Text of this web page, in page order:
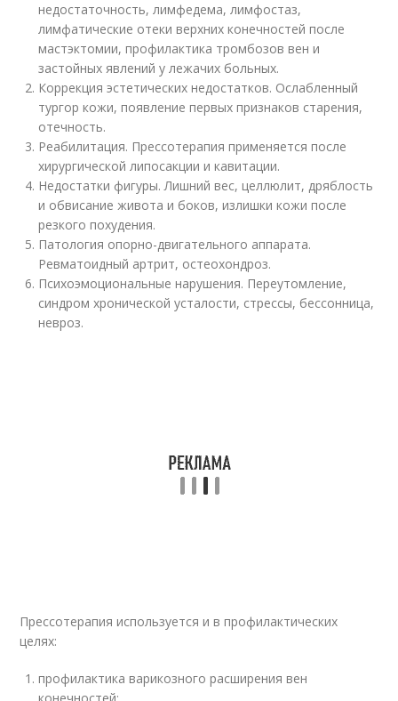
недостаточность, лимфедема, лимфостаз,
лимфатические отеки верхних конечностей после
мастэктомии, профилактика тромбозов вен и
застойных явлений у лежачих больных.
Коррекция эстетических недостатков. Ослабленный
тургор кожи, появление первых признаков старения,
отечность.
Реабилитация. Прессотерапия применяется после
хирургической липосакции и кавитации.
Недостатки фигуры. Лишний вес, целлюлит, дряблость
и обвисание живота и боков, излишки кожи после
резкого похудения.
Патология опорно-двигательного аппарата.
Ревматоидный артрит, остеохондроз.
Психоэмоциональные нарушения. Переутомление,
синдром хронической усталости, стрессы, бессонница,
невроз.
Прессотерапия используется и в профилактических
целях:
профилактика варикозного расширения вен